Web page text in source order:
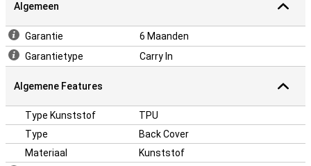
Algemeen
Garantie
6 Maanden
Garantietype
Carry In
Algemene Features
Type Kunststof
TPU
Type
Back Cover
Materiaal
Kunststof